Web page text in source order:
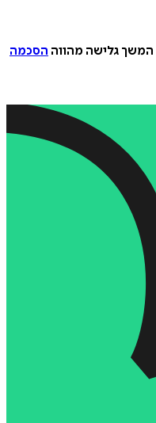
המשך גלישה מהווה הסכמה